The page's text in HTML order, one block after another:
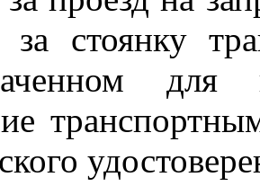
за стоянку